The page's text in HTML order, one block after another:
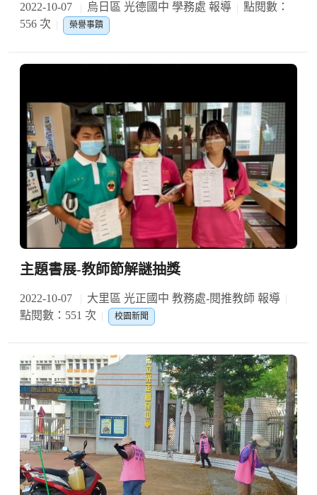
2022-10-07 烏日區 光德國中 學務處 報導
點閱數：
556 次
榮譽事蹟
主題書展-教師節解謎抽獎
2022-10-07
大里區 光正國中 教務處-閱推教師 報導
點閱數：551 次
校園新聞